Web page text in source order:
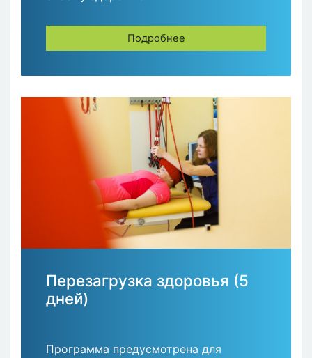
Подробнее
Перезагрузка здоровья (5
дней)
Программа предусмотрена для